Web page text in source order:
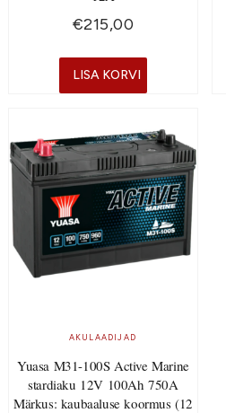
€215,00
LISA KORVI
AKULAADIJAD
Yuasa M31-100S Active Marine
stardiaku 12V 100Ah 750A
Märkus: kaubaaluse koormus (12